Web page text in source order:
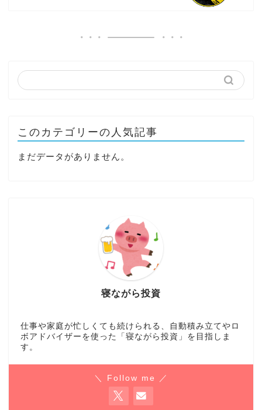
このカテゴリーの人気記事
まだデータがありません。
寝ながら投資
仕事や家庭が忙しくても続けられる、自動積み立てやロ
ボアドバイザーを使った「寝ながら投資」を目指しま
す。
＼ Follow me ／